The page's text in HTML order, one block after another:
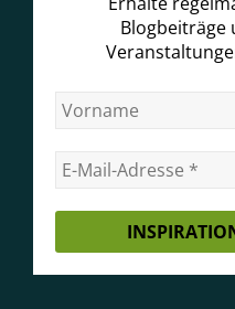
Blogbeiträge